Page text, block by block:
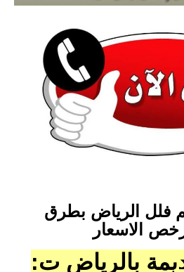
فلل الرياض بطرق
الاسعار
بالرياض ت: